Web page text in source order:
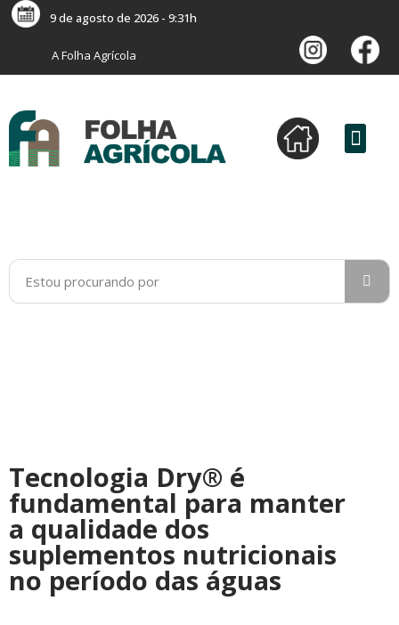
9 de agosto de 2026 - 9:31h
A Folha Agrícola
Tecnologia Dry® é
fundamental para manter
a qualidade dos
suplementos nutricionais
no período das águas